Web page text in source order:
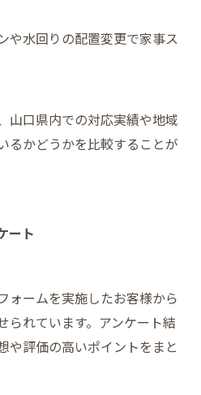
や水回りの配置変更で家事ス
山口県内での対応実績や地域
るかどうかを比較することが
ート
ォームを実施したお客様から
られています。アンケート結
や評価の高いポイントをまと